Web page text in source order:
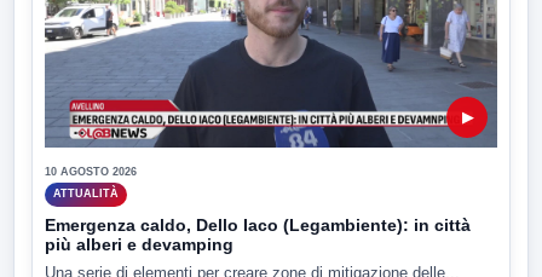
▶
10 AGOSTO 2026
ATTUALITÀ
Emergenza caldo, Dello Iaco (Legambiente): in città
più alberi e devamping
Una serie di elementi per creare zone di mitigazione delle...